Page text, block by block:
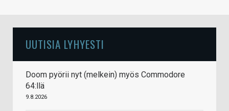
UUTISIA LYHYESTI
Doom pyörii nyt (melkein) myös Commodore
64:llä
9.8.2026